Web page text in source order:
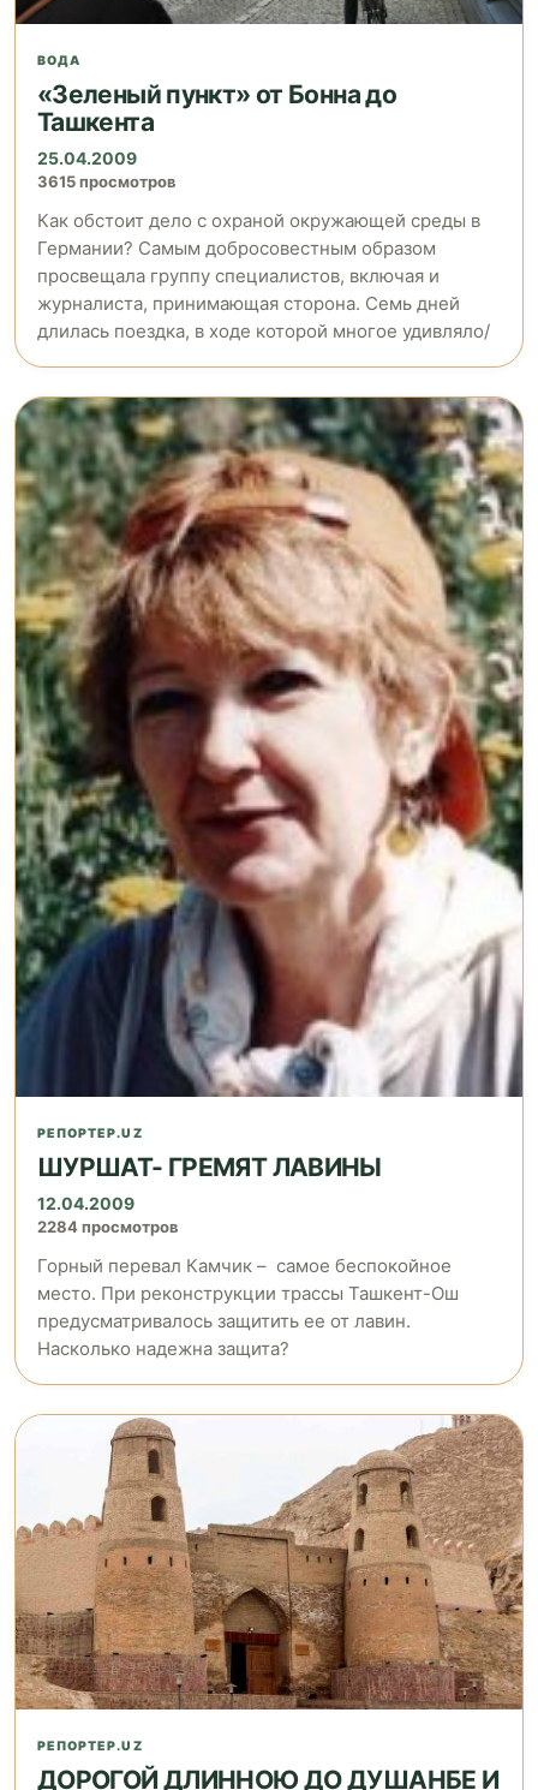
ВОДА
«Зеленый пункт» от Бонна до
Ташкента
25.04.2009
3615 просмотров
Как обстоит дело с охраной окружающей среды в
Германии? Cамым добросовестным образом
просвещала группу специалистов, включая и
журналиста, принимающая сторона. Семь дней
длилась поездка, в ходе которой многое удивляло/
РЕПОРТЕР.UZ
ШУРШАТ- ГРЕМЯТ ЛАВИНЫ
12.04.2009
2284 просмотров
Горный перевал Камчик – самое беспокойное
место. При реконструкции трассы Ташкент-Ош
предусматривалось защитить ее от лавин.
Насколько надежна защита?
РЕПОРТЕР.UZ
ДОРОГОЙ ДЛИННОЮ ДО ДУШАНБЕ И